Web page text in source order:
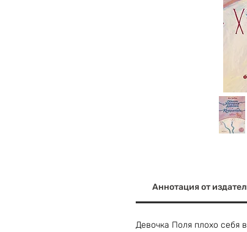
Аннотация от
Девочка Поля плохо себя